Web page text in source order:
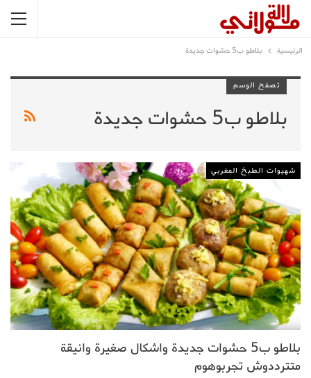
الرئيسية بلاطو ب5 حشوات جديدة
تصفح الوسم
بلاطو ب5 حشوات جديدة
شهيوات الطبخ المغربي
بلاطو ب5 حشوات جديدة واشكال صغيرة وانيقة
متترددوش تجربوهوم